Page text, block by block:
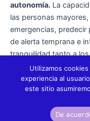
autonomía. La
las personas
emergencias, predecir
de alerta temprana e
tranquilidad tanto a
como a las familias
ANTERIOR
Utilizamos
experiencia al
este sitio
De